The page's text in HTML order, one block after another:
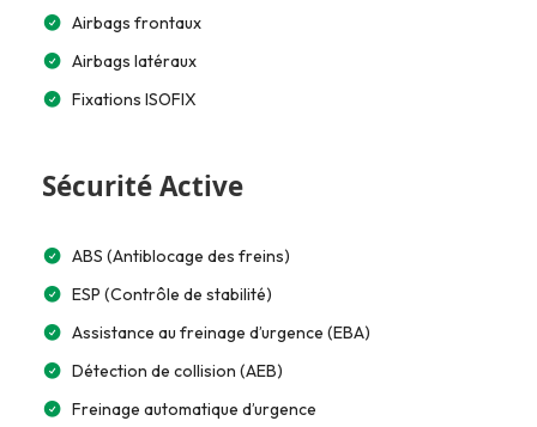
Airbags frontaux
Airbags latéraux
Fixations ISOFIX
Sécurité Active
ABS (Antiblocage des freins)
ESP (Contrôle de stabilité)
Assistance au freinage d’urgence (EBA)
Détection de collision (AEB)
Freinage automatique d’urgence